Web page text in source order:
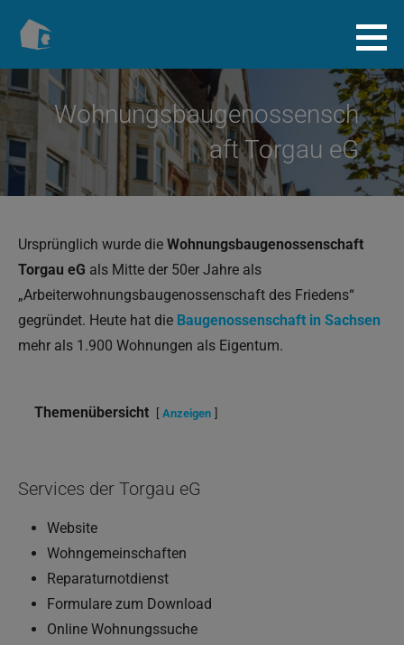
Inhalt
Baugenossenschaft.info
Wohnungsbaugenossensch
aft Torgau eG
Ursprünglich wurde die Wohnungsbaugenossenschaft
Torgau eG als Mitte der 50er Jahre als
„Arbeiterwohnungsbaugenossenschaft des Friedens“
gegründet. Heute hat die Baugenossenschaft in Sachsen
mehr als 1.900 Wohnungen als Eigentum.
Themenübersicht Anzeigen
Services der Torgau eG
Website
Wohngemeinschaften
Reparaturnotdienst
Formulare zum Download
Online Wohnungssuche